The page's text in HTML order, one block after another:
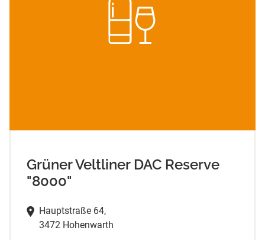
Grüner Veltliner DAC Reserve
"8000"
Hauptstraße 64,
3472 Hohenwarth